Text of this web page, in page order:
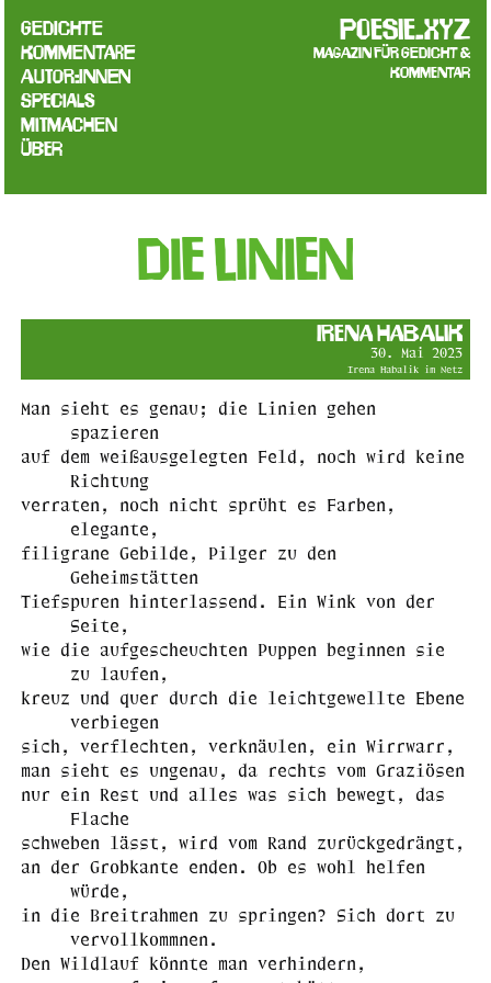
poesie.xyz
Magazin für Gedicht &
Kommentar
Gedichte
Kommentare
Autor:innen
Specials
Mitmachen
Über
Die Linien
Irena Habalik
30. Mai 2023
Irena Habalik im Netz
Man sieht es genau; die Linien gehen
spazieren
auf dem weißausgelegten Feld, noch wird keine
Richtung
verraten, noch nicht sprüht es Farben,
elegante,
filigrane Gebilde, Pilger zu den
Geheimstätten
Tiefspuren hinterlassend. Ein Wink von der
Seite,
wie die aufgescheuchten Puppen beginnen sie
zu laufen,
kreuz und quer durch die leichtgewellte Ebene
verbiegen
sich, verflechten, verknäulen, ein Wirrwarr,
man sieht es ungenau, da rechts vom Graziösen
nur ein Rest und alles was sich bewegt, das
Flache
schweben lässt, wird vom Rand zurückgedrängt,
an der Grobkante enden. Ob es wohl helfen
würde,
in die Breitrahmen zu springen? Sich dort zu
vervollkommnen.
Den Wildlauf könnte man verhindern,